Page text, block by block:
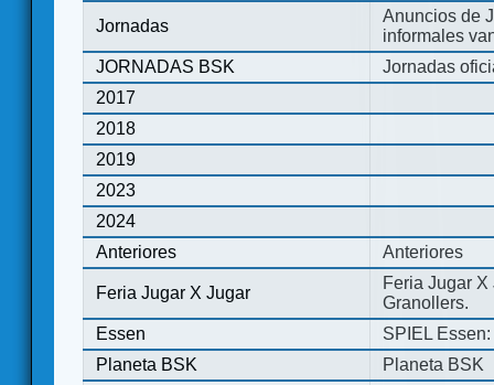
Jornadas
Anuncios de
informales
JORNADAS BSK
Jornadas
2017
2018
2019
2023
2024
Anteriores
Anteriores
Feria Jugar X Jugar
Feria Jugar
Granollers.
Essen
SPIEL
Planeta BSK
Planeta BSK